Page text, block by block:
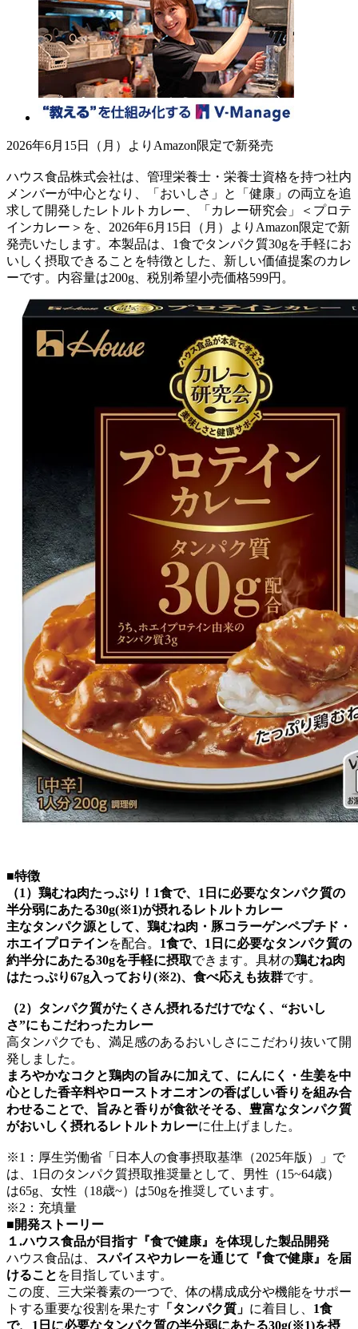
2026年6月15日（月）よりAmazon限定で新発売
ハウス食品株式会社は、管理栄養士・栄養士資格を持つ社内
メンバーが中心となり、「おいしさ」と「健康」の両立を追
求して開発したレトルトカレー、「カレー研究会」＜プロテ
インカレー＞を、2026年6月15日（月）よりAmazon限定で新
発売いたします。本製品は、1食でタンパク質30gを手軽にお
いしく摂取できることを特徴とした、新しい価値提案のカレ
ーです。内容量は200g、税別希望小売価格599円。
■特徴
（1）鶏むね肉たっぷり！1食で、1日に必要なタンパク質の
半分弱にあたる30g(※1)が摂れるレトルトカレー
主なタンパク源として、鶏むね肉・豚コラーゲンペプチド・
ホエイプロテインを配合。 1食で、1日に必要なタンパク質の
約半分にあたる30gを手軽に摂取できます。具材の鶏むね肉
はたっぷり67g入っており(※2)、食べ応えも抜群です。
（2）タンパク質がたくさん摂れるだけでなく、“おいし
さ”にもこだわったカレー
高タンパクでも、満足感のあるおいしさにこだわり抜いて開
発しました。
まろやかなコクと鶏肉の旨みに加えて、にんにく・生姜を中
心とした香辛料やローストオニオンの香ばしい香りを組み合
わせることで、旨みと香りが食欲そそる、豊富なタンパク質
がおいしく摂れるレトルトカレーに仕上げました。
※1：厚生労働省「日本人の食事摂取基準（2025年版）」で
は、1日のタンパク質摂取推奨量として、男性（15~64歳）
は65g、女性（18歳~）は50gを推奨しています。
※2：充填量
■開発ストーリー
１.ハウス食品が目指す『食で健康』を体現した製品開発
ハウス食品は、
スパイスやカレーを通じて『食で健康』を届
けること を目指しています。
この度、三大栄養素の一つで、体の構成成分や機能をサポー
トする重要な役割を果たす 「タンパク質」 に着目し、 1食
で、1日に必要なタンパク質の半分弱にあたる30g(※1)を摂